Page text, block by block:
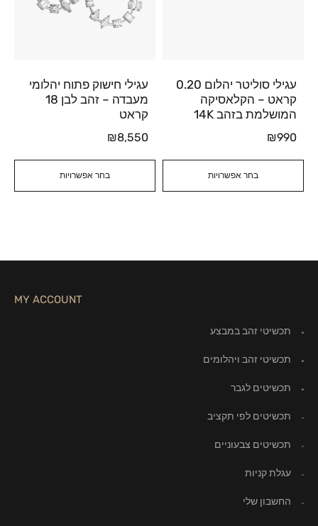
בחר אפשרויות
עגילי סוליטר יהלום 0.20
קראט – הקלאסיקה
המושלמת בזהב 14K
₪990
בחר אפשרויות
עגילי חישוק פתוח יהלומי
מעבדה – זהב לבן 18
קראט
₪8,550
MY ACCOUNT
תכשיטי זהב במבצע
תכשיטי זהב ויהלומים
תכשיטים לגבר
תכשיטים לפי תקציב
תכשיטים צבעוניים
עגלת קניות
החשבון שלי